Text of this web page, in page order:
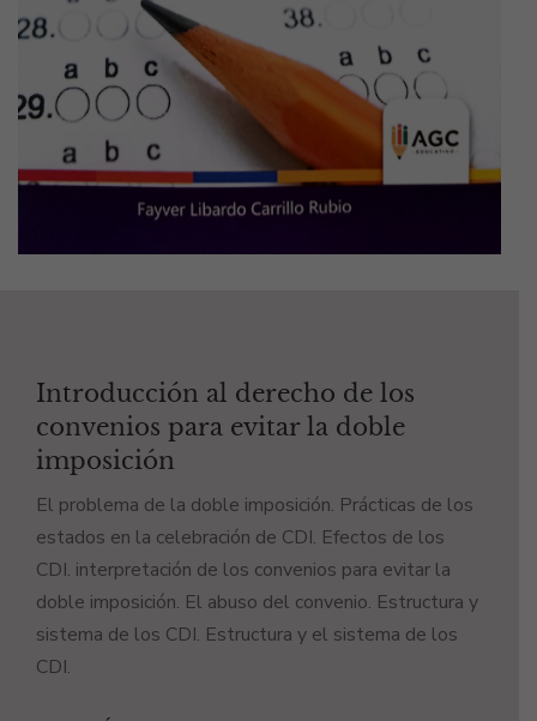
Introducción al derecho de los
convenios para evitar la doble
imposición
El problema de la doble imposición. Prácticas de los
estados en la celebración de CDI. Efectos de los
CDI. interpretación de los convenios para evitar la
doble imposición. El abuso del convenio. Estructura y
sistema de los CDI. Estructura y el sistema de los
CDI.